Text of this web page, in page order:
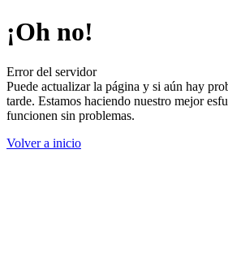
¡Oh no!
Error del servidor
Puede actualizar la página y si aún hay
tarde. Estamos haciendo nuestro mejor
funcionen sin problemas.
Volver a inicio